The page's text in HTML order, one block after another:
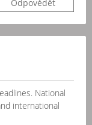
Odpovědět
National
international